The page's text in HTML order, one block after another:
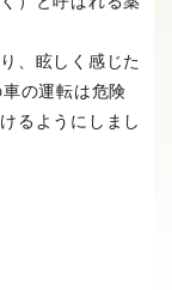
、眩しく感じた
の運転は危険
るようにしまし